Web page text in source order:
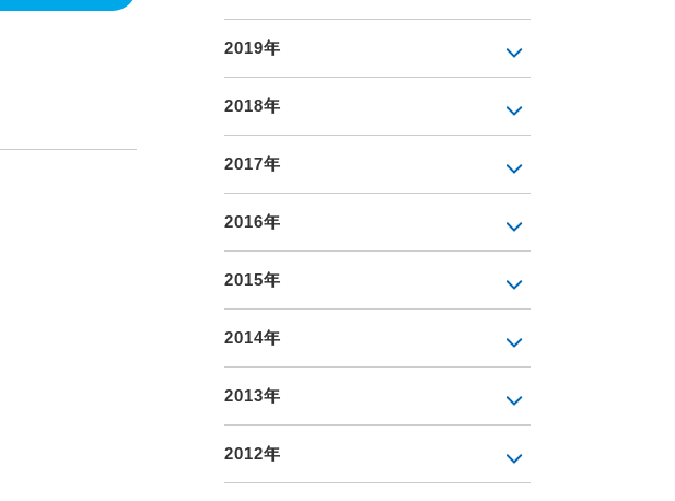
2019年
2018年
2017年
2016年
2015年
2014年
2013年
2012年